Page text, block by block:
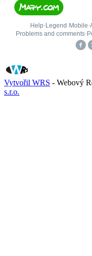
Vytvořil WRS - Webový
s.r.o.